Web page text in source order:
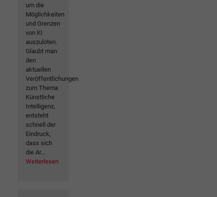
um die
Möglichkeiten
und Grenzen
von KI
auszuloten.
Glaubt man
den
aktuellen
Veröffentlichungen
zum Thema
Künstliche
Intelligenz,
entsteht
schnell der
Eindruck,
dass sich
die Ar...
Weiterlesen